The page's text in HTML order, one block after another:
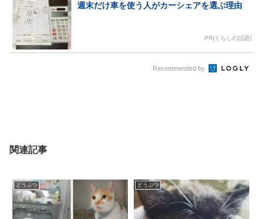
週末だけ車を使う人がカーシェアを選ぶ理由
PR(くらしの話題)
Recommended by
関連記事
どうぶつ どうぶつ